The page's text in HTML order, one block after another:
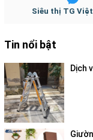
Siêu thị TG
Tin nổi bật
Dịch